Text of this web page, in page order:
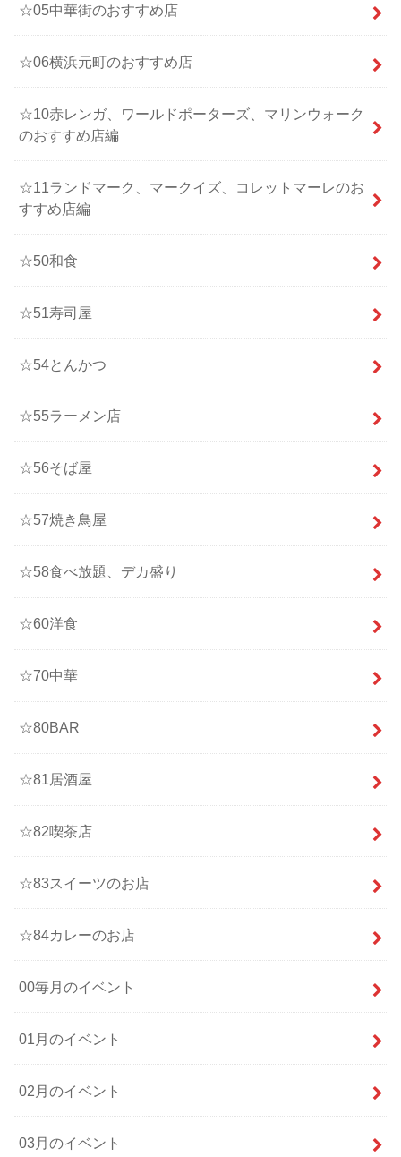
☆05中華街のおすすめ店
☆06横浜元町のおすすめ店
☆10赤レンガ、ワールドポーターズ、マリンウォーク
のおすすめ店編
☆11ランドマーク、マークイズ、コレットマーレのお
すすめ店編
☆50和食
☆51寿司屋
☆54とんかつ
☆55ラーメン店
☆56そば屋
☆57焼き鳥屋
☆58食べ放題、デカ盛り
☆60洋食
☆70中華
☆80BAR
☆81居酒屋
☆82喫茶店
☆83スイーツのお店
☆84カレーのお店
00毎月のイベント
01月のイベント
02月のイベント
03月のイベント